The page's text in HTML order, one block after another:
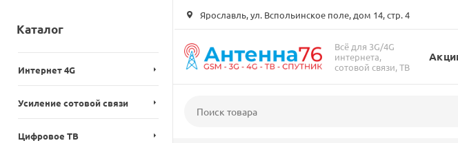
Ярославль, ул. Вспольинское поле, дом 14, стр. 4
Всё для 3G/4G
интернета,
сотовой связи, ТВ
Каталог
Интернет 4G
Усиление сотовой связи
Цифровое ТВ